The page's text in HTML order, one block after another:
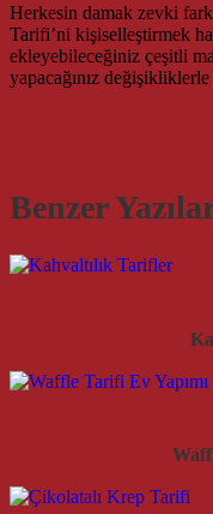
Herkesin damak zevki
Tarifi’ni kişiselleştirmek
ekleyebileceğiniz çeşitli
yapacağınız
Benzer